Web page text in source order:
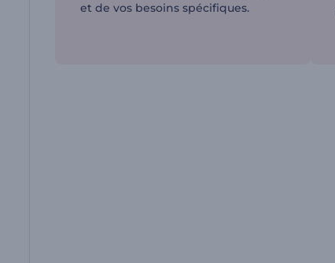
et de vos besoins spécifiques.